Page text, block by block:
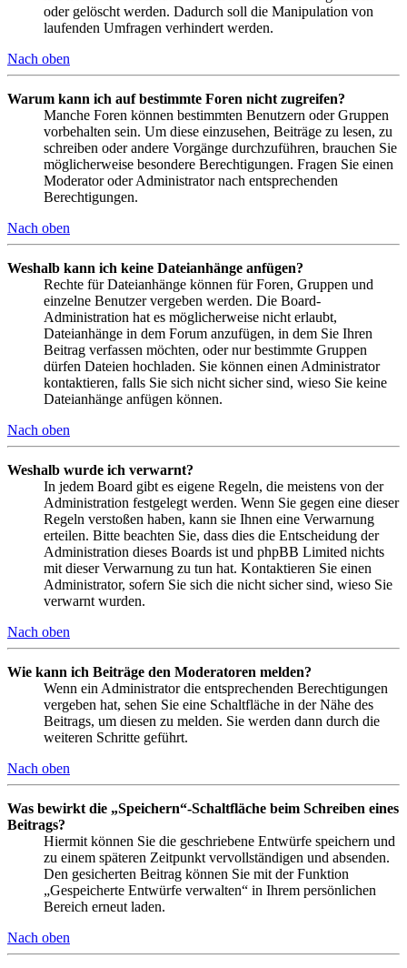
oder gelöscht werden. Dadurch soll die Manipulation von
laufenden Umfragen verhindert werden.
Nach oben
Warum kann ich auf bestimmte Foren nicht zugreifen?
Manche Foren können bestimmten Benutzern oder Gruppen
vorbehalten sein. Um diese einzusehen, Beiträge zu lesen, zu
schreiben oder andere Vorgänge durchzuführen, brauchen Sie
möglicherweise besondere Berechtigungen. Fragen Sie einen
Moderator oder Administrator nach entsprechenden
Berechtigungen.
Nach oben
Weshalb kann ich keine Dateianhänge anfügen?
Rechte für Dateianhänge können für Foren, Gruppen und
einzelne Benutzer vergeben werden. Die Board-
Administration hat es möglicherweise nicht erlaubt,
Dateianhänge in dem Forum anzufügen, in dem Sie Ihren
Beitrag verfassen möchten, oder nur bestimmte Gruppen
dürfen Dateien hochladen. Sie können einen Administrator
kontaktieren, falls Sie sich nicht sicher sind, wieso Sie keine
Dateianhänge anfügen können.
Nach oben
Weshalb wurde ich verwarnt?
In jedem Board gibt es eigene Regeln, die meistens von der
Administration festgelegt werden. Wenn Sie gegen eine dieser
Regeln verstoßen haben, kann sie Ihnen eine Verwarnung
erteilen. Bitte beachten Sie, dass dies die Entscheidung der
Administration dieses Boards ist und phpBB Limited nichts
mit dieser Verwarnung zu tun hat. Kontaktieren Sie einen
Administrator, sofern Sie sich die nicht sicher sind, wieso Sie
verwarnt wurden.
Nach oben
Wie kann ich Beiträge den Moderatoren melden?
Wenn ein Administrator die entsprechenden Berechtigungen
vergeben hat, sehen Sie eine Schaltfläche in der Nähe des
Beitrags, um diesen zu melden. Sie werden dann durch die
weiteren Schritte geführt.
Nach oben
Was bewirkt die „Speichern“-Schaltfläche beim Schreiben eines
Beitrags?
Hiermit können Sie die geschriebene Entwürfe speichern und
zu einem späteren Zeitpunkt vervollständigen und absenden.
Den gesicherten Beitrag können Sie mit der Funktion
„Gespeicherte Entwürfe verwalten“ in Ihrem persönlichen
Bereich erneut laden.
Nach oben